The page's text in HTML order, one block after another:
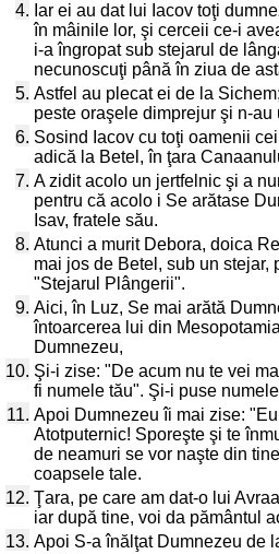
4. Iar ei au dat lui Iacov toţi
în mâinile lor, şi cerceii ce-i
i-a îngropat sub stejarul de
necunoscuţi până în ziua de
5. Astfel au plecat ei de la
peste oraşele dimprejur şi n-au
6. Sosind Iacov cu toţi oamenii
adică la Betel, în ţara
7. A zidit acolo un jertfelnic şi a
pentru că acolo i Se arătase
Isav, fratele său.
8. Atunci a murit Debora, doica
mai jos de Betel, sub un stejar,
"Stejarul Plângerii".
9. Aici, în Luz, Se mai arătă
întoarcerea lui din
Dumnezeu,
10. Şi-i zise: "De acum nu te vei
fi numele tău". Şi-i puse
11. Apoi Dumnezeu îi mai zise:
Atotputernic! Sporeşte şi te
de neamuri se vor naşte din
coapsele tale.
12. Ţara, pe care am dat-o lui
iar după tine, voi da pământul
13. Apoi S-a înălţat Dumnezeu de